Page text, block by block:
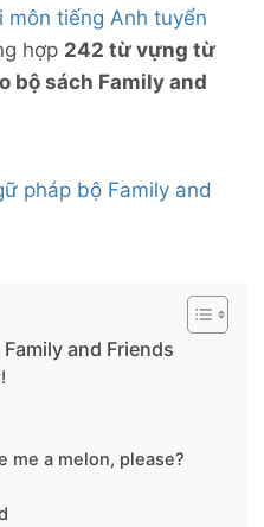
môn tiếng Anh tuyển
hợp 242 từ vựng từ
bộ sách Family and
pháp bộ Family and
and Friends
me a melon, please?